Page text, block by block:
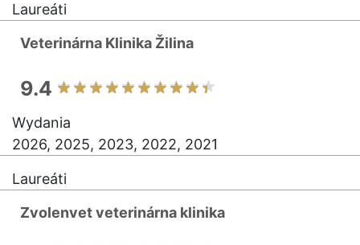
Laureáti
Veterinárna Klinika Žilina
9.4
Wydania
2026, 2025, 2023, 2022, 2021
Laureáti
Zvolenvet veterinárna klinika